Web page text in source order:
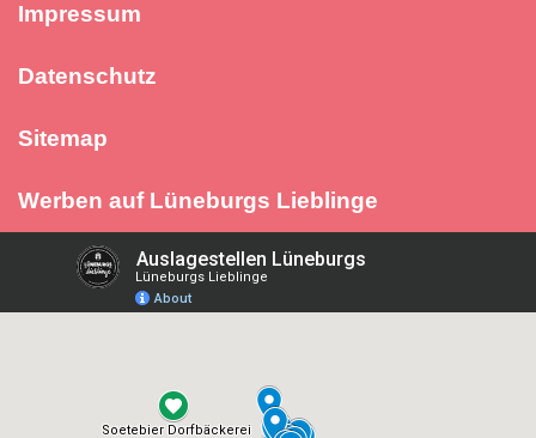
Impressum
Datenschutz
Sitemap
Werben auf Lüneburgs Lieblinge